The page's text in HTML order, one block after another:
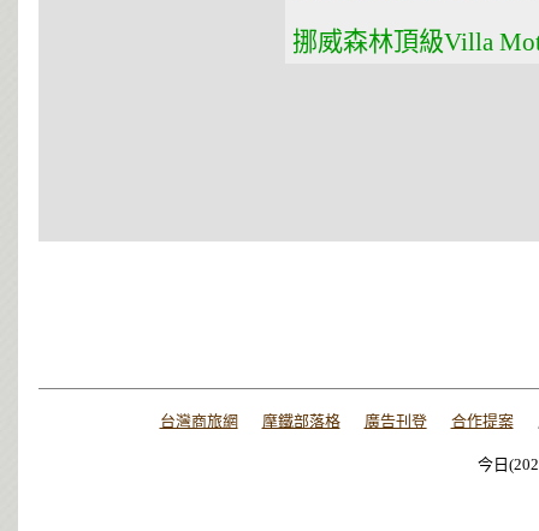
挪威森林頂級Villa
台灣商旅網 摩鐵部落格 廣告刊登 合作提案
今日